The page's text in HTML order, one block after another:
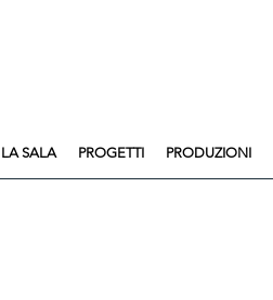
LA SALA PROGETTI PRODUZIONI